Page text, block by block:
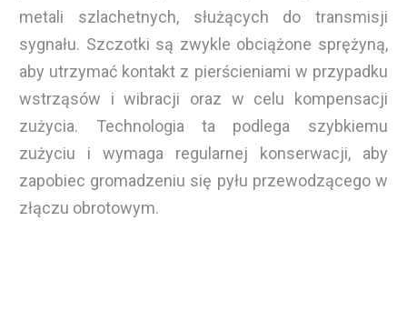
metali szlachetnych, służących do transmisji
sygnału. Szczotki są zwykle obciążone sprężyną,
aby utrzymać kontakt z pierścieniami w przypadku
wstrząsów i wibracji oraz w celu kompensacji
zużycia. Technologia ta podlega szybkiemu
zużyciu i wymaga regularnej konserwacji, aby
zapobiec gromadzeniu się pyłu przewodzącego w
złączu obrotowym.